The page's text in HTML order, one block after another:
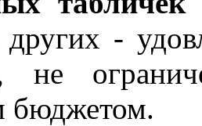
других -
не
бюджетом.